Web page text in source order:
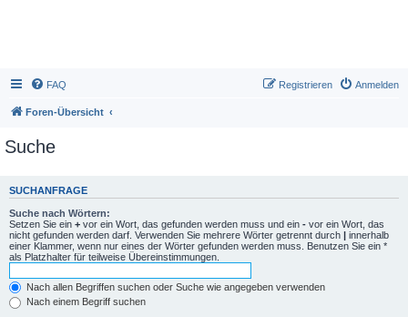
FAQ Anmelden
Registrieren
Foren-Übersicht
Suche
SUCHANFRAGE
Suche nach Wörtern:
Setzen Sie ein + vor ein Wort, das gefunden werden muss und ein - vor ein Wort, das
nicht gefunden werden darf. Verwenden Sie mehrere Wörter getrennt durch | innerhalb
einer Klammer, wenn nur eines der Wörter gefunden werden muss. Benutzen Sie ein *
als Platzhalter für teilweise Übereinstimmungen.
Nach allen Begriffen suchen oder Suche wie angegeben verwenden
Nach einem Begriff suchen